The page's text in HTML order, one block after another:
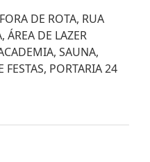
DE ROTA, RUA
ÁREA DE LAZER
SAUNA,
PORTARIA 24